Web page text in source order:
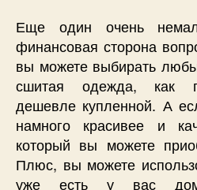
Еще один очень
финансовая сторона
вы можете выбирать
сшитая одежда, как
дешевле купленной. А
намного красивее и
который вы можете
Плюс, вы можете
уже есть у вас